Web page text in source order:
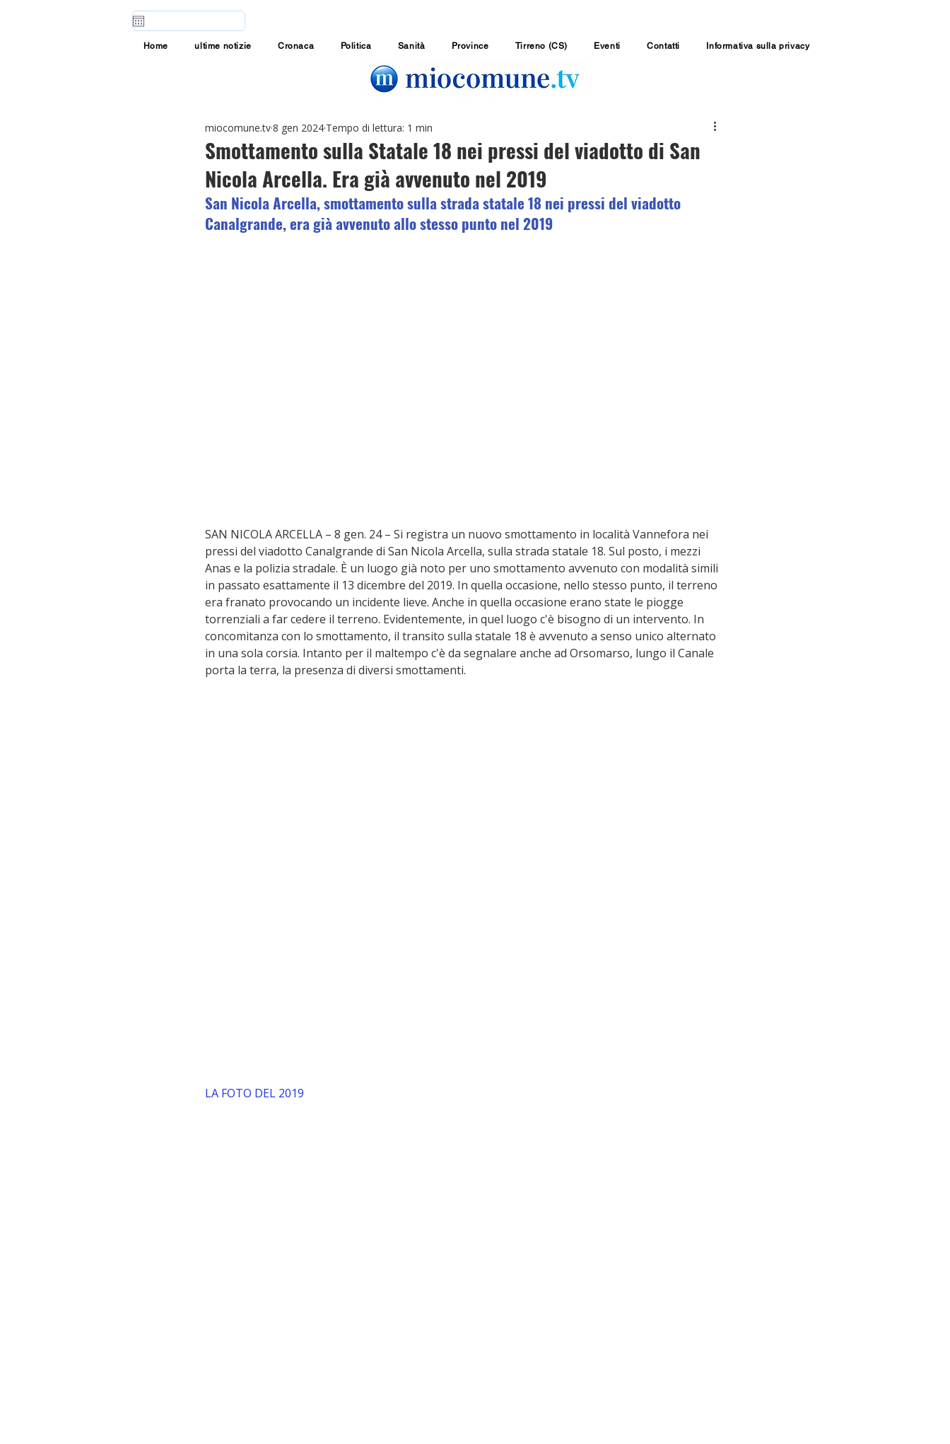
Home ultime notizie Cronaca Politica Sanità Province Tirreno (CS) Eventi Contatti Informativa sulla privacy
Smottamento sulla Statale 18 nei pressi del viadotto di San
Nicola Arcella. Era già avvenuto nel 2019
miocomune.tv8 gen 2024 Tempo di lettura: 1 min
San Nicola Arcella, smottamento sulla strada statale 18 nei pressi del viadotto
Canalgrande, era già avvenuto allo stesso punto nel 2019
SAN NICOLA ARCELLA – 8 gen. 24 – Si registra un nuovo smottamento in località Vannefora nei
pressi del viadotto Canalgrande di San Nicola Arcella, sulla strada statale 18. Sul posto, i mezzi
Anas e la polizia stradale. È un luogo già noto per uno smottamento avvenuto con modalità simili
in passato esattamente il 13 dicembre del 2019. In quella occasione, nello stesso punto, il terreno
era franato provocando un incidente lieve. Anche in quella occasione erano state le piogge
torrenziali a far cedere il terreno. Evidentemente, in quel luogo c'è bisogno di un intervento. In
concomitanza con lo smottamento, il transito sulla statale 18 è avvenuto a senso unico alternato
in una sola corsia. Intanto per il maltempo c'è da segnalare anche ad Orsomarso, lungo il Canale
porta la terra, la presenza di diversi smottamenti.
LA FOTO DEL 2019